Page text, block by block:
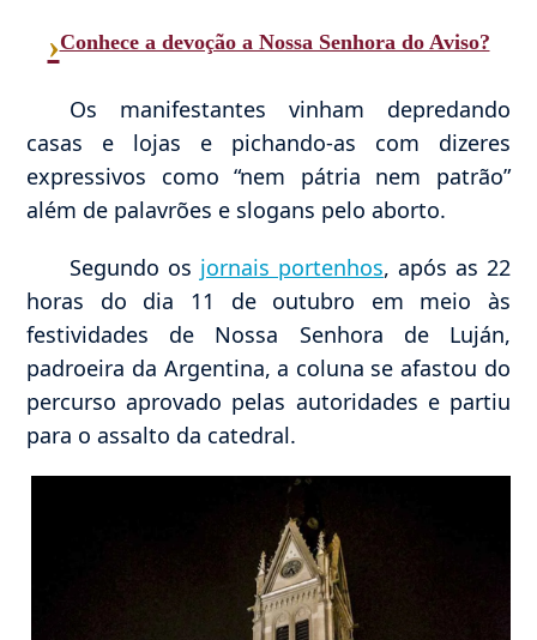
›Conhece a devoção a Nossa Senhora do Aviso?
Os manifestantes vinham depredando
casas e lojas e pichando-as com dizeres
expressivos como “nem pátria nem patrão”
além de palavrões e slogans pelo aborto.
Segundo os jornais portenhos, após as 22
horas do dia 11 de outubro em meio às
festividades de Nossa Senhora de Luján,
padroeira da Argentina, a coluna se afastou do
percurso aprovado pelas autoridades e partiu
para o assalto da catedral.